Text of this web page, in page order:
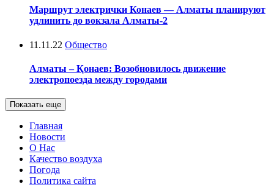
Маршрут электрички Конаев — Алматы планируют
удлинить до вокзала Алматы-2
11.11.22 Общество
Алматы – Қонаев: Возобновилось движение
электропоезда между городами
Показать еще
Главная
Новости
О Нас
Качество воздуха
Погода
Политика сайта